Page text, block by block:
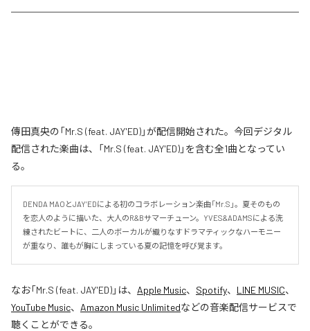
傳田真央の「Mr.S (feat. JAY'ED)」が配信開始された。今回デジタル
配信された楽曲は、「Mr.S (feat. JAY'ED)」を含む全1曲となってい
る。
DENDA MAOとJAY’EDによる初のコラボレーション楽曲「Mr.S」。夏そのもの
を恋人のように描いた、大人のR&Bサマーチューン。YVES&ADAMSによる洗
練されたビートに、二人のボーカルが織りなすドラマティックなハーモニー
が重なり、誰もが胸にしまっている夏の記憶を呼び覚ます。
なお「Mr.S (feat. JAY'ED)」は、 Apple Music、 Spotify、 LINE MUSIC、
YouTube Music、 Amazon Music Unlimitedなどの音楽配信サービスで
聴くことができる。